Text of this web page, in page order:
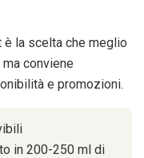
la scelta che meglio
conviene
e promozioni.
in 200-250 ml di